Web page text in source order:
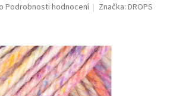
Podrobnosti hodnocení Značka:DROPS